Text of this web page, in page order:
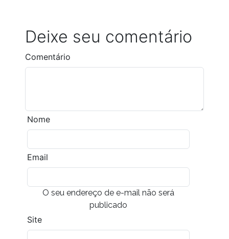
Deixe seu comentário
Comentário
Nome
Email
O seu endereço de e-mail não será
publicado
Site